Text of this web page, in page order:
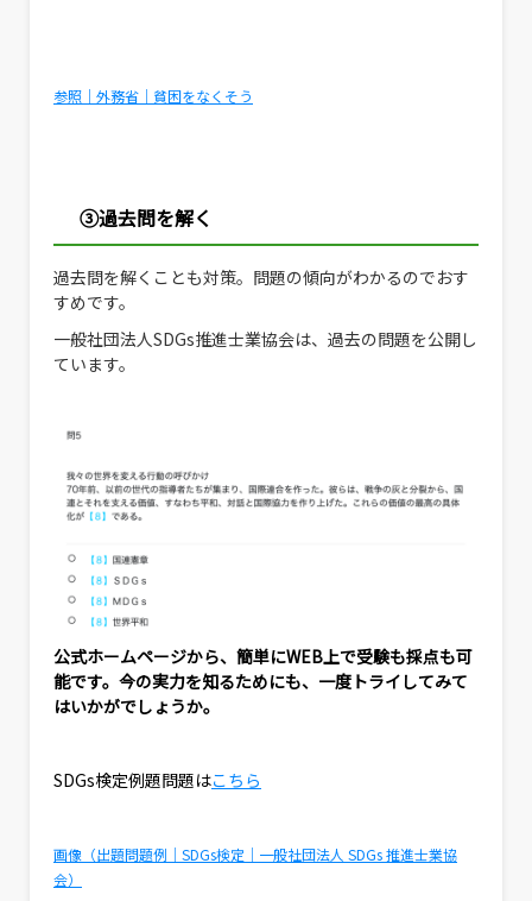
参照｜外務省｜貧困をなくそう
③過去問を解く
過去問を解くことも対策。問題の傾向がわかるのでおす
すめです。
一般社団法人SDGs推進士業協会は、過去の問題を公開し
ています。
公式ホームページから、簡単にWEB上で受験も採点も可
能です。今の実力を知るためにも、一度トライしてみて
はいかがでしょうか。
SDGs検定例題問題はこちら
画像（出題問題例｜SDGs検定｜一般社団法人 SDGs 推進士業協
会）